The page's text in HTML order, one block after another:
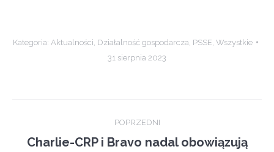
Kategoria: Aktualności Działalność gospodarcza PSSE Wszystkie
31 sierpnia 2023
navigation
POPRZEDNI
Previous
Charlie-CRP i Bravo nadal obowiązują